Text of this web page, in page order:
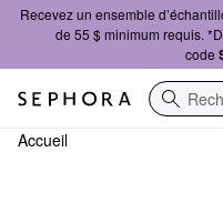
Recevez un ensemble
de 55 $ minimum requis.
code
Accueil